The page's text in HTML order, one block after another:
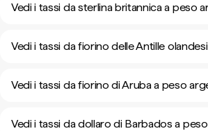
Vedi i tassi da sterlina britannica a peso
Vedi i tassi da fiorino delle Antille
Vedi i tassi da fiorino di Aruba a peso
Vedi i tassi da dollaro di Barbados a